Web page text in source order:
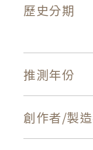
歷史分期
推測年份
創作者/製